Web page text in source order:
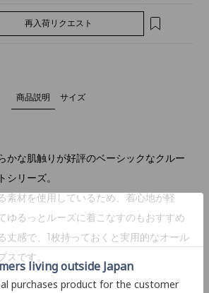
再入荷リクエスト
商品説明 サイズ
かな肌触りが好評のベーシックなクルー
シリーズ。
素材を使用しているため、着心地が軽
ゆるっとルーズに着こなすのもおすすめ
丈感で、1枚持っておくと実用的なオール
スです。